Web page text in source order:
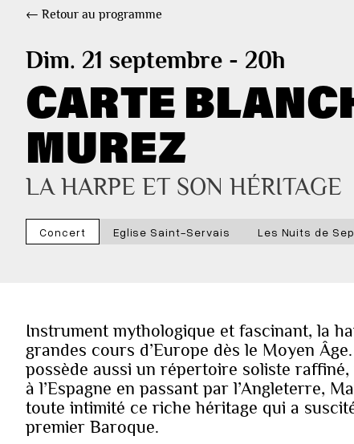
← Retour au programme
Dim. 21 septembre - 20h
CARTE
MUREZ
LA HARPE ET SON HÉRITAGE
Concert Eglise Saint-Servais Les Nuits de
Instrument mythologique et fascinant, la
grandes cours d’Europe dès le Moyen
possède aussi un répertoire soliste
à l’Espagne en passant par l’Angleterre,
toute intimité ce riche héritage qui a
premier Baroque.